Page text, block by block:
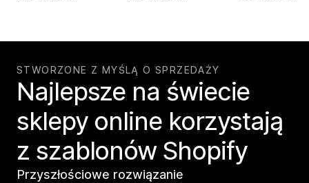
STWORZONE Z MYŚLĄ O SPRZEDAŻY
Najlepsze na świecie
sklepy online korzystają
z szablonów Shopify
Przyszłościowe rozwiązanie